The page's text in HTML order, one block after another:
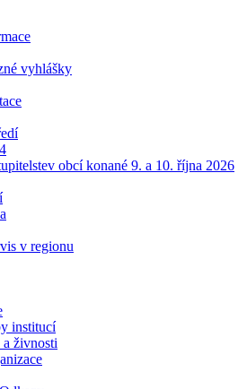
vyhlášky
obcí konané 9. a 10. října 2026
v regionu
institucí
živnosti